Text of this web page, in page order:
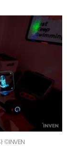
©INVEN